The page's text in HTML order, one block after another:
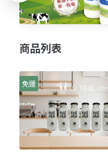
商品列表
免運